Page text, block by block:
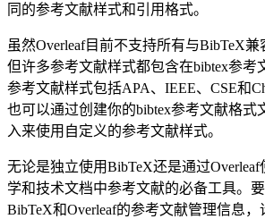
同的参考文献样式和引用格式。
虽然Overleaf目前不支持所有与BibTeX兼
但许多参考文献样式都包含在bibtex参考
参考文献样式包括APA、IEEE、CSE和
也可以通过创建你的bibtex参考文献格式
入来使用自定义的参考文献样式。
无论是独立使用BibTeX还是通过
学和技术文档中参考文献的必备工具。
BibTeX和Overleaf的参考文献管理信息，